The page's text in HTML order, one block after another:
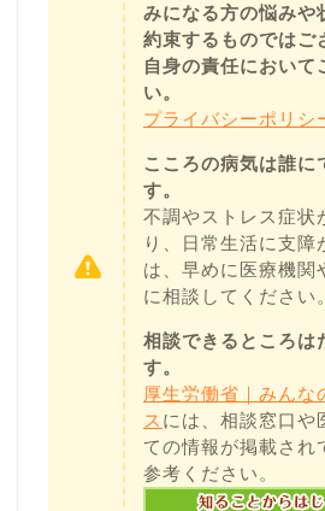
みになる方の悩みや
約束するものではご
自身の責任において
い。
プライバシーポリシ
こころの病気は誰に
す。
不調やストレス症状
り、日常生活に支障
は、早めに医療機関
に相談してください。
相談できるところは
す。
厚生労働省｜みんな
ス には、相談窓口や
ての情報が掲載され
参考ください。